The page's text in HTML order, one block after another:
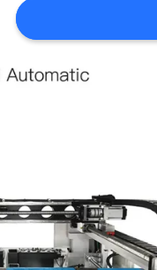
SHOPPING
LINE
นโยบาย